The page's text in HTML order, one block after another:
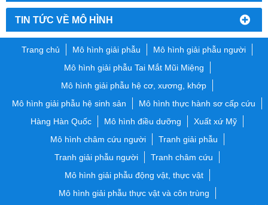
TIN TỨC VỀ MÔ HÌNH
Trang chủ Mô hình giải phẫu
Mô hình giải phẫu người
Mô hình giải phẫu Tai Mắt Mũi Miệng
Mô hình giải phẫu hệ cơ, xương, khớp
Mô hình giải phẫu hệ sinh sản
Mô hình thực hành sơ cấp cứu
Hàng Hàn Quốc
Mô hình điều dưỡng
Xuất xứ Mỹ
Mô hình châm cứu người
Tranh giải phẫu
Tranh giải phẫu người
Tranh châm cứu
Mô hình giải phẫu động vật, thực vật
Mô hình giải phẫu thực vật và côn trùng